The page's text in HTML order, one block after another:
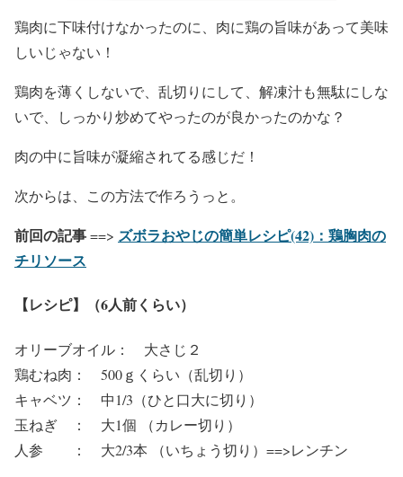
鶏肉に下味付けなかったのに、肉に鶏の旨味があって美味
しいじゃない！
鶏肉を薄くしないで、乱切りにして、解凍汁も無駄にしな
いで、しっかり炒めてやったのが良かったのかな？
肉の中に旨味が凝縮されてる感じだ！
次からは、この方法で作ろうっと。
前回の記事==> ズボラおやじの簡単レシピ(42)：鶏胸肉の
チリソース
【レシピ】（6人前くらい）
オリーブオイル： 大さじ２
鶏むね肉： 500ｇくらい（乱切り）
キャベツ： 中1/3（ひと口大に切り）
玉ねぎ ： 大1個 （カレー切り）
人参 ： 大2/3本 （いちょう切り）==>レンチン